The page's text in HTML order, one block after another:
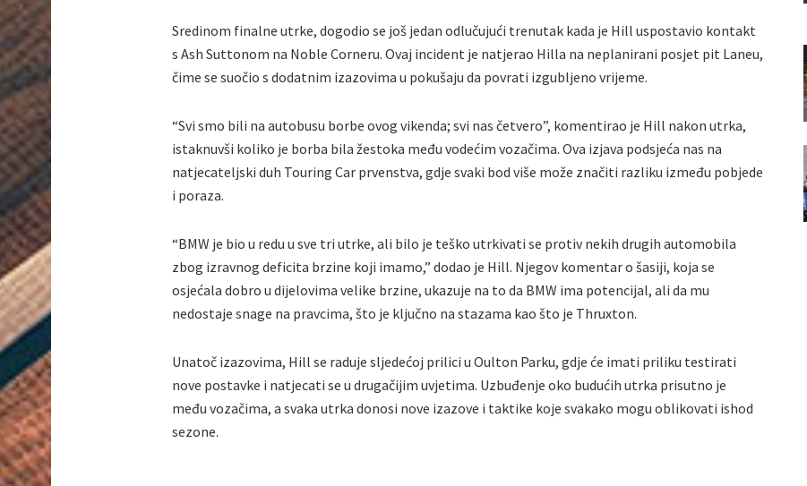
Sredinom finalne utrke, dogodio se još jedan odlučujući trenutak kada je Hill uspostavio kontakt
s Ash Suttonom na Noble Corneru. Ovaj incident je natjerao Hilla na neplanirani posjet pit Laneu,
čime se suočio s dodatnim izazovima u pokušaju da povrati izgubljeno vrijeme.
“Svi smo bili na autobusu borbe ovog vikenda; svi nas četvero”, komentirao je Hill nakon utrka,
istaknuvši koliko je borba bila žestoka među vodećim vozačima. Ova izjava podsjeća nas na
natjecateljski duh Touring Car prvenstva, gdje svaki bod više može značiti razliku između pobjede
i poraza.
“BMW je bio u redu u sve tri utrke, ali bilo je teško utrkivati se protiv nekih drugih automobila
zbog izravnog deficita brzine koji imamo,” dodao je Hill. Njegov komentar o šasiji, koja se
osjećala dobro u dijelovima velike brzine, ukazuje na to da BMW ima potencijal, ali da mu
nedostaje snage na pravcima, što je ključno na stazama kao što je Thruxton.
Unatoč izazovima, Hill se raduje sljedećoj prilici u Oulton Parku, gdje će imati priliku testirati
nove postavke i natjecati se u drugačijim uvjetima. Uzbuđenje oko budućih utrka prisutno je
među vozačima, a svaka utrka donosi nove izazove i taktike koje svakako mogu oblikovati ishod
sezone.